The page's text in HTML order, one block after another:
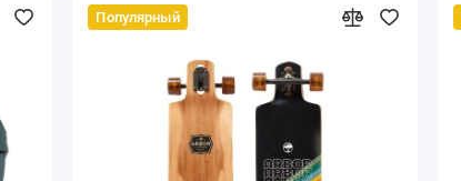
Популярный